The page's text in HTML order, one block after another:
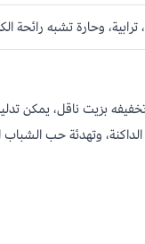
وحارة تشبه رائحة
بزيت ناقل، يمكن
وتهدئة حب